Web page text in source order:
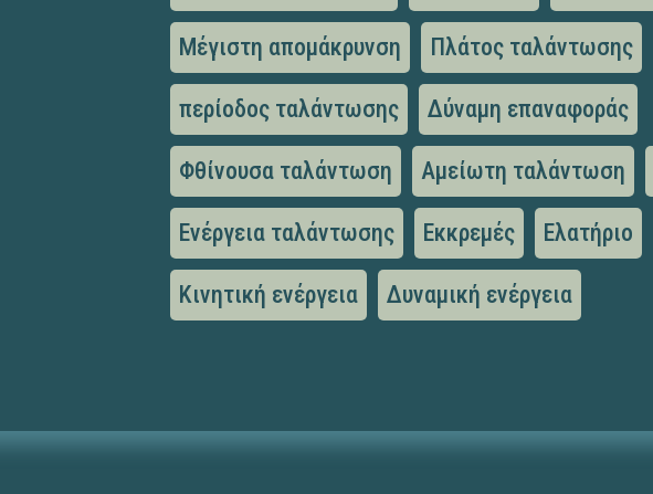
Μέγιστη απομάκρυνση Πλάτος ταλάντωσης
περίοδος ταλάντωσης Δύναμη επαναφοράς
Φθίνουσα ταλάντωση Αμείωτη ταλάντωση
Ενέργεια ταλάντωσης Εκκρεμές Ελατήριο
Κινητική ενέργεια Δυναμική ενέργεια